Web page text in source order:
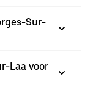
Sur-
Laa voor